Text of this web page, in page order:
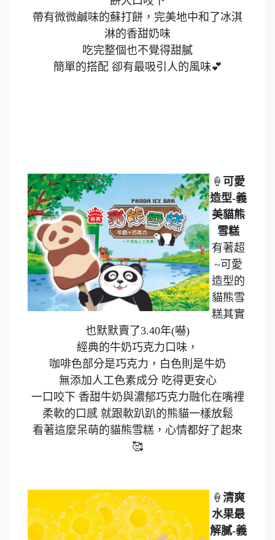
帶有微微鹹味的蘇打餅，完美地中和了冰淇
淋的香甜奶味
吃完整個也不覺得甜膩
簡單的搭配 卻有最吸引人的風味💕
🍦 可愛
造型-義
美貓熊
雪糕
有著超
~可愛
造型的
貓熊雪
糕其實
也默默賣了3.40年(嚇)
經典的牛奶巧克力口味，
咖啡色部分是巧克力，白色則是牛奶
無添加人工色素成分 吃得更安心
一口咬下 香甜牛奶與濃郁巧克力融化在嘴裡
柔軟的口感 就跟軟趴趴的熊貓一樣放鬆
看著這麼呆萌的貓熊雪糕，心情都好了起來
🥰
🍦 清爽
水果最
解膩-義